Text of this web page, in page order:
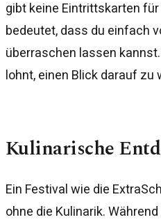
gibt keine Eintrittskarten
bedeutet, dass du einfach
überraschen lassen
lohnt, einen Blick darauf zu
Kulinarische
Ein Festival wie die
ohne die Kulinarik.